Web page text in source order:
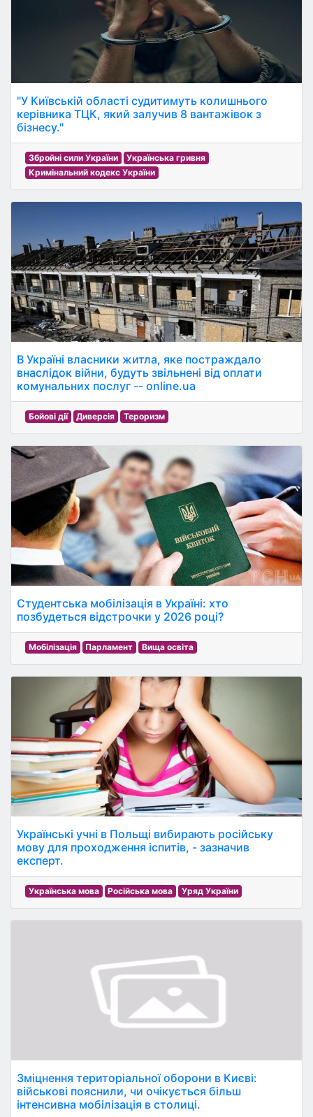
"У Київській області судитимуть колишнього
керівника ТЦК, який залучив 8 вантажівок з
бізнесу."
Збройні сили України
Українська гривня
Кримінальний кодекс України
В Україні власники житла, яке постраждало
внаслідок війни, будуть звільнені від оплати
комунальних послуг -- online.ua
Бойові дії Диверсія Тероризм
Студентська мобілізація в Україні: хто
позбудеться відстрочки у 2026 році?
Мобілізація Парламент Вища освіта
Українські учні в Польщі вибирають російську
мову для проходження іспитів, - зазначив
експерт.
Українська мова Російська мова Уряд України
Зміцнення територіальної оборони в Києві:
військові пояснили, чи очікується більш
інтенсивна мобілізація в столиці.